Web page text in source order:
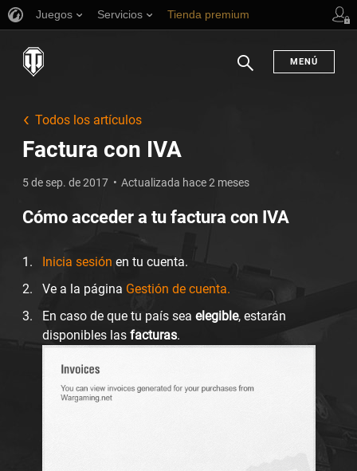
Juegos Servicios Tienda premium
MENÚ
Todos los artículos
Factura con IVA
5 de sep. de 2017 Actualizada hace 2 meses
Cómo acceder a tu factura con IVA
Inicia sesión en tu cuenta.
Ve a la página Gestión de cuenta.
En caso de que tu país sea elegible, estarán
disponibles las facturas.